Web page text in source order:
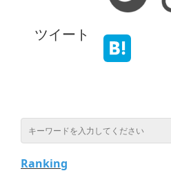
ツイート
Ranking